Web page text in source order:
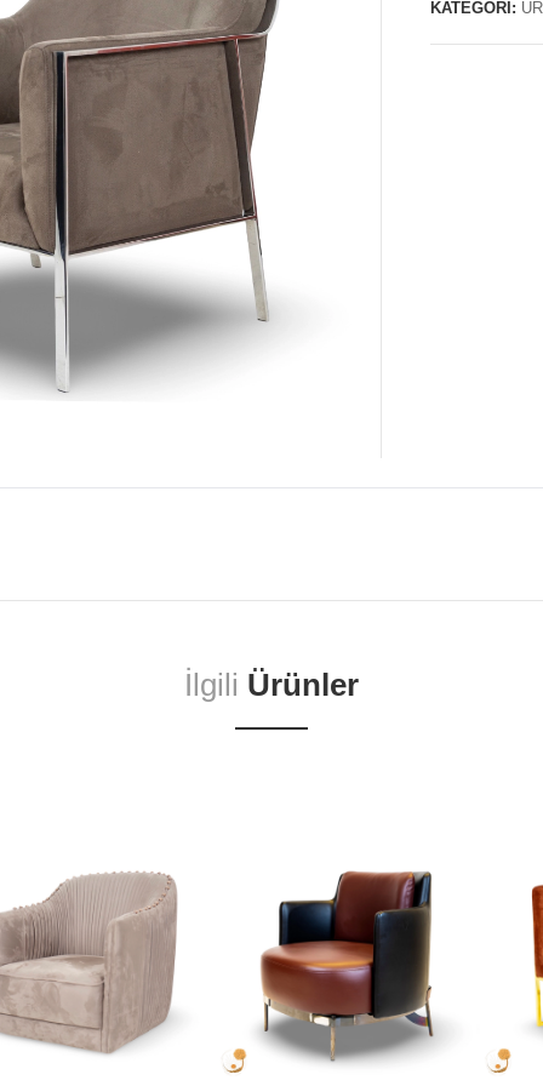
KATEGORI:
İlgili Ürünler